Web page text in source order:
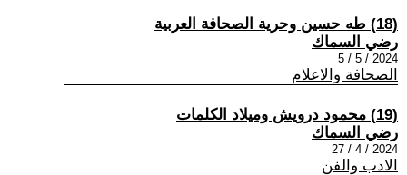
(18) طه حسين وحرية الصحافة العربية
رضي السماك
2024 / 5 / 5
الصحافة والاعلام
(19) محمود درويش وميلاد الكلمات
رضي السماك
2024 / 4 / 27
الادب والفن